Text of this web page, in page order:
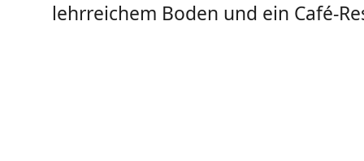
lehrreichem Boden und ein Café-